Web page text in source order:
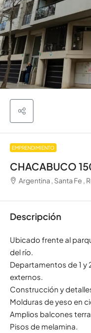
EMPRENDIMIENTO
CHACABUCO
Argentina , Santa Fe ,
Descripción
Ubicado frente al
del río.
Departamentos de 1
externos.
Construcción y
Molduras de yeso en
Amplios balcones
Pisos de melamina.